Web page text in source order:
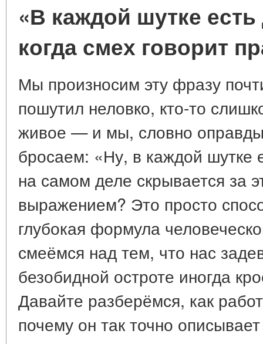
«В каждой шутке
когда смех говорит
Мы произносим эту фразу
пошутил неловко, кто-то
живое — и мы, словно
бросаем: «Ну, в каждой шутке
на самом деле скрывается за
выражением? Это просто
глубокая формула
смеёмся над тем, что нас
безобидной остроте иногда
Давайте разберёмся, как
почему он так точно